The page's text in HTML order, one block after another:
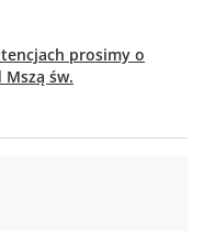
prosimy o
św.